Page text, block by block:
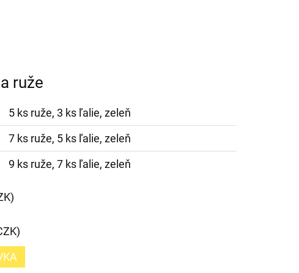
ruže
5 ks ruže, 3 ks ľalie, zeleň
7 ks ruže, 5 ks ľalie, zeleň
9 ks ruže, 7 ks ľalie, zeleň